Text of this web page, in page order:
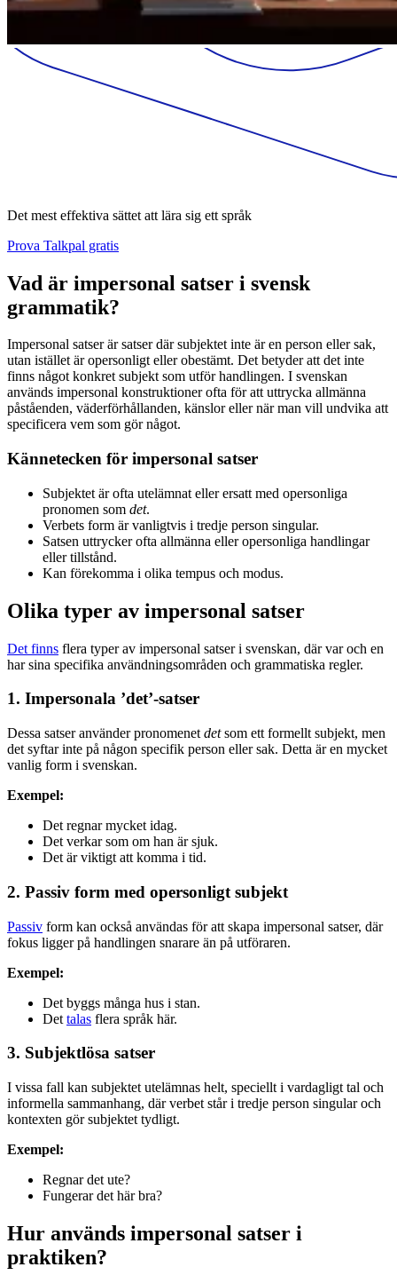
Det mest effektiva sättet att lära sig ett språk
Prova Talkpal gratis
Vad är impersonal satser i svensk
grammatik?
Impersonal satser är satser där subjektet inte är en person eller sak,
utan istället är opersonligt eller obestämt. Det betyder att det inte
finns något konkret subjekt som utför handlingen. I svenskan
används impersonal konstruktioner ofta för att uttrycka allmänna
påståenden, väderförhållanden, känslor eller när man vill undvika att
specificera vem som gör något.
Kännetecken för impersonal satser
Subjektet är ofta utelämnat eller ersatt med opersonliga
pronomen som det.
Verbets form är vanligtvis i tredje person singular.
Satsen uttrycker ofta allmänna eller opersonliga handlingar
eller tillstånd.
Kan förekomma i olika tempus och modus.
Olika typer av impersonal satser
Det finns flera typer av impersonal satser i svenskan, där var och en
har sina specifika användningsområden och grammatiska regler.
1. Impersonala ’det’-satser
Dessa satser använder pronomenet detsom ett formellt subjekt, men
det syftar inte på någon specifik person eller sak. Detta är en mycket
vanlig form i svenskan.
Exempel:
Det regnar mycket idag.
Det verkar som om han är sjuk.
Det är viktigt att komma i tid.
2. Passiv form med opersonligt subjekt
Passiv form kan också användas för att skapa impersonal satser, där
fokus ligger på handlingen snarare än på utföraren.
Exempel:
Det byggs många hus i stan.
Det talas flera språk här.
3. Subjektlösa satser
I vissa fall kan subjektet utelämnas helt, speciellt i vardagligt tal och
informella sammanhang, där verbet står i tredje person singular och
kontexten gör subjektet tydligt.
Exempel:
Regnar det ute?
Fungerar det här bra?
Hur används impersonal satser i
praktiken?